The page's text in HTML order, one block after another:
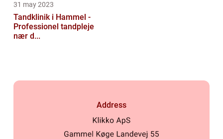
31 may 2023
Tandklinik i Hammel -
Professionel tandpleje
nær d...
Address